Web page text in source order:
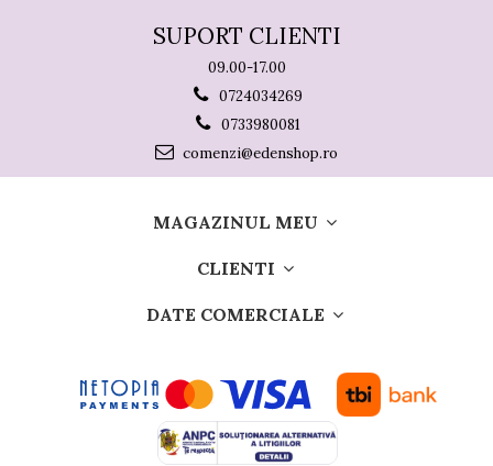
SUPORT CLIENTI
09.00-17.00
0724034269
0733980081
comenzi@edenshop.ro
MAGAZINUL MEU
CLIENTI
DATE COMERCIALE